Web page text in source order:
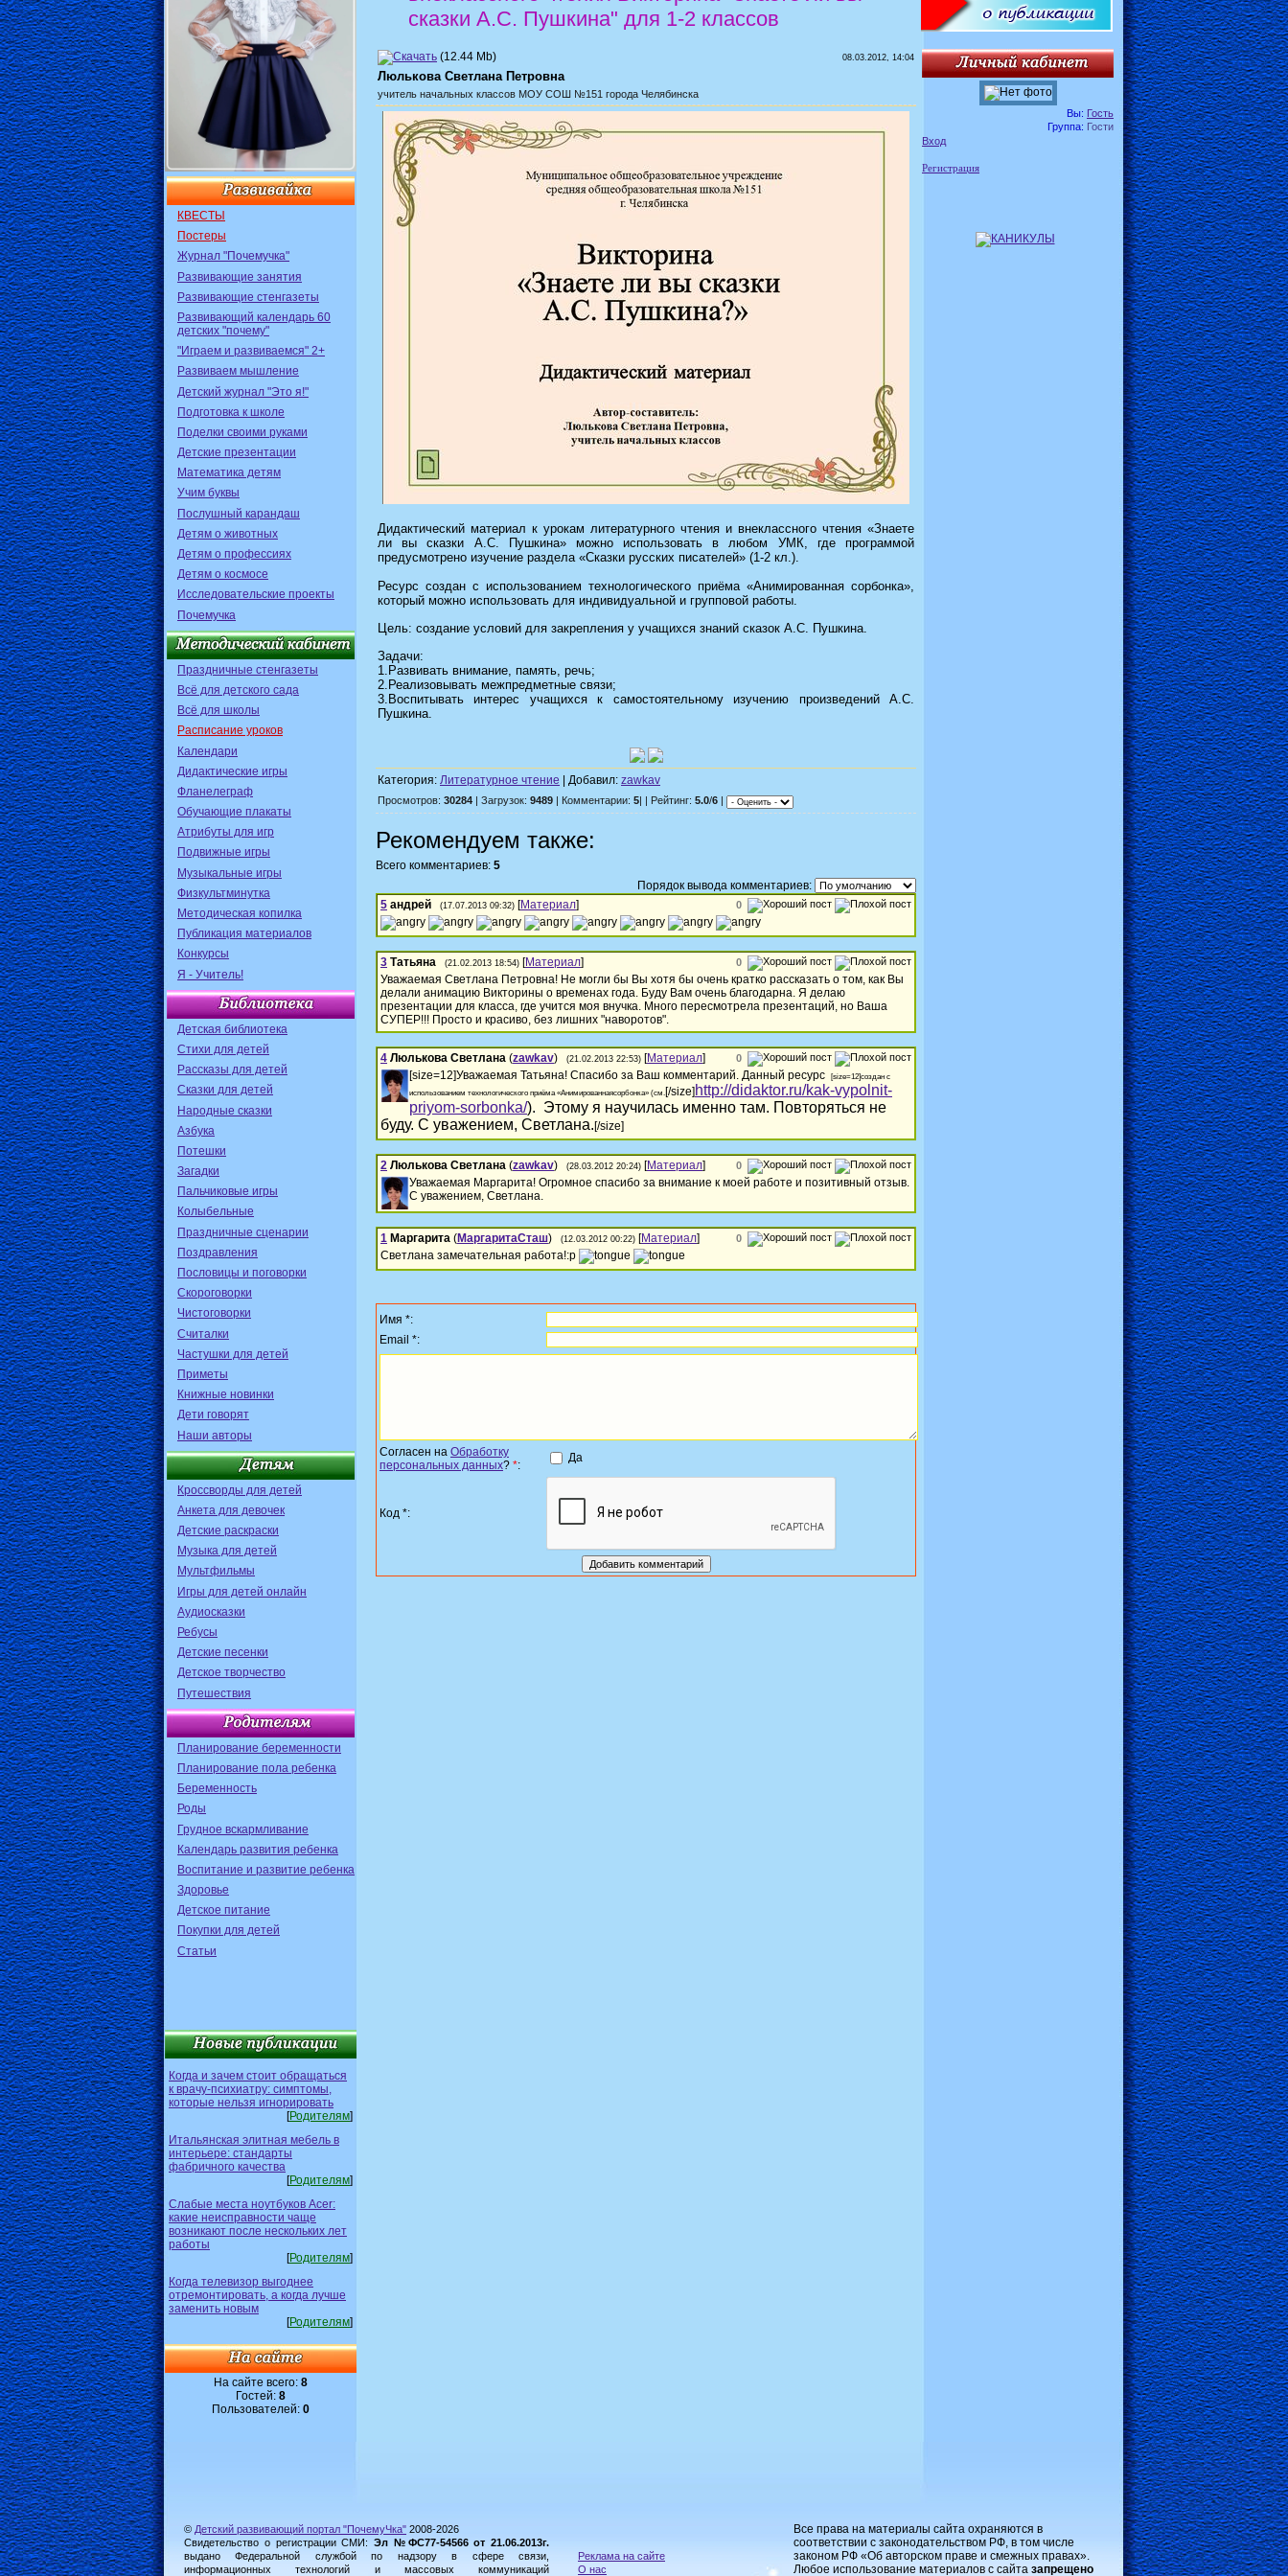
КВЕСТЫ
Постеры
Журнал "Почемучка"
Развивающие занятия
Развивающие стенгазеты
Развивающий календарь 60
детских "почему"
"Играем и развиваемся" 2+
Развиваем мышление
Детский журнал "Это я!"
Подготовка к школе
Поделки своими руками
Детские презентации
Математика детям
Учим буквы
Послушный карандаш
Детям о животных
Детям о профессиях
Детям о космосе
Исследовательские проекты
Почемучка
Праздничные стенгазеты
Всё для детского сада
Всё для школы
Расписание уроков
Календари
Дидактические игры
Фланелеграф
Обучающие плакаты
Атрибуты для игр
Подвижные игры
Музыкальные игры
Физкультминутка
Методическая копилка
Публикация материалов
Конкурсы
Я - Учитель!
Детская библиотека
Стихи для детей
Рассказы для детей
Сказки для детей
Народные сказки
Азбука
Потешки
Загадки
Пальчиковые игры
Колыбельные
Праздничные сценарии
Поздравления
Пословицы и поговорки
Скороговорки
Чистоговорки
Считалки
Частушки для детей
Приметы
Книжные новинки
Дети говорят
Наши авторы
Кроссворды для детей
Анкета для девочек
Детские раскраски
Музыка для детей
Мультфильмы
Игры для детей онлайн
Аудиосказки
Ребусы
Детские песенки
Детское творчество
Путешествия
Планирование беременности
Планирование пола ребенка
Беременность
Роды
Грудное вскармливание
Календарь развития ребенка
Воспитание и развитие ребенка
Здоровье
Детское питание
Покупки для детей
Статьи
Когда и зачем стоит обращаться
к врачу-психиатру: симптомы,
которые нельзя игнорировать
[Родителям]
Итальянская элитная мебель в
интерьере: стандарты
фабричного качества
[Родителям]
Слабые места ноутбуков Acer:
какие неисправности чаще
возникают после нескольких лет
работы
[Родителям]
Когда телевизор выгоднее
отремонтировать, а когда лучше
заменить новым
[Родителям]
На сайте всего: 8
Гостей: 8
Пользователей: 0
сказки А.С. Пушкина" для 1-2 классов
(12.44 Mb) 08.03.2012, 14:04
Люлькова Светлана Петровна
учитель начальных классов МОУ СОШ №151 города Челябинска
Дидактический материал к урокам литературного чтения и внеклассного чтения «Знаете
ли вы сказки А.С. Пушкина» можно использовать в любом УМК, где программой
предусмотрено изучение раздела «Сказки русских писателей» (1-2 кл.).
Ресурс создан с использованием технологического приёма «Анимированная сорбонка»,
который можно использовать для индивидуальной и групповой работы.
Цель: создание условий для закрепления у учащихся знаний сказок А.С. Пушкина.
Задачи:
1.Развивать внимание, память, речь;
2.Реализовывать межпредметные связи;
3.Воспитывать интерес учащихся к самостоятельному изучению произведений А.С.
Пушкина.
Категория: Литературное чтение | Добавил: zawkav
Просмотров: 30284 | Загрузок: 9489 | Комментарии: 5 | | Рейтинг: 5.0/6
Рекомендуем также:
Всего комментариев: 5
Порядок вывода комментариев:
0
5 андрей (17.07.2013 09:32) [Материал]
0
3 Татьяна (21.02.2013 18:54) [Материал]
Уважаемая Светлана Петровна! Не могли бы Вы хотя бы очень кратко рассказать о том, как Вы
делали анимацию Викторины о временах года. Буду Вам очень благодарна. Я делаю
презентации для класса, где учится моя внучка. Много пересмотрела презентаций, но Ваша
СУПЕР!!! Просто и красиво, без лишних "наворотов".
0
4 Люлькова Светлана (zawkav) (21.02.2013 22:53) [Материал]
[size=12]Уважаемая Татьяна! Спасибо за Ваш комментарий. Данный ресурс
[size=12]создан с
использованием технологического приёма «Анимированнаясорбонка» (см.[/size] http://didaktor.ru/kak-vypolnit-
priyom-sorbonka/). Этому я научилась именно там. Повторяться не
буду. С уважением, Светлана.[/size]
0
2 Люлькова Светлана (zawkav) (28.03.2012 20:24) [Материал]
Уважаемая Маргарита! Огромное спасибо за внимание к моей работе и позитивный отзыв.
С уважением, Светлана.
0
1 Маргарита (МаргаритаСташ) (12.03.2012 00:22) [Материал]
Светлана замечательная работа!:p
Имя *:
Email *:
Согласен на Обработку
персональных данных? *:
Да
Код *:
Вы: Гость
Группа: Гости
Вход
Регистрация
© Детский развивающий портал "ПочемуЧка" 2008-2026
Свидетельство о регистрации СМИ: Эл №ФС77-54566 от 21.06.2013г.
выдано Федеральной службой по надзору в сфере связи,
информационных технологий и массовых коммуникаций
Реклама на сайте
О нас
Все права на материалы сайта охраняются в
соответствии с законодательством РФ, в том числе
законом РФ «Об авторском праве и смежных правах».
Любое использование материалов с сайта запрещено